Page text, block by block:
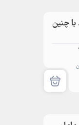
بد نبیند7… با چنین